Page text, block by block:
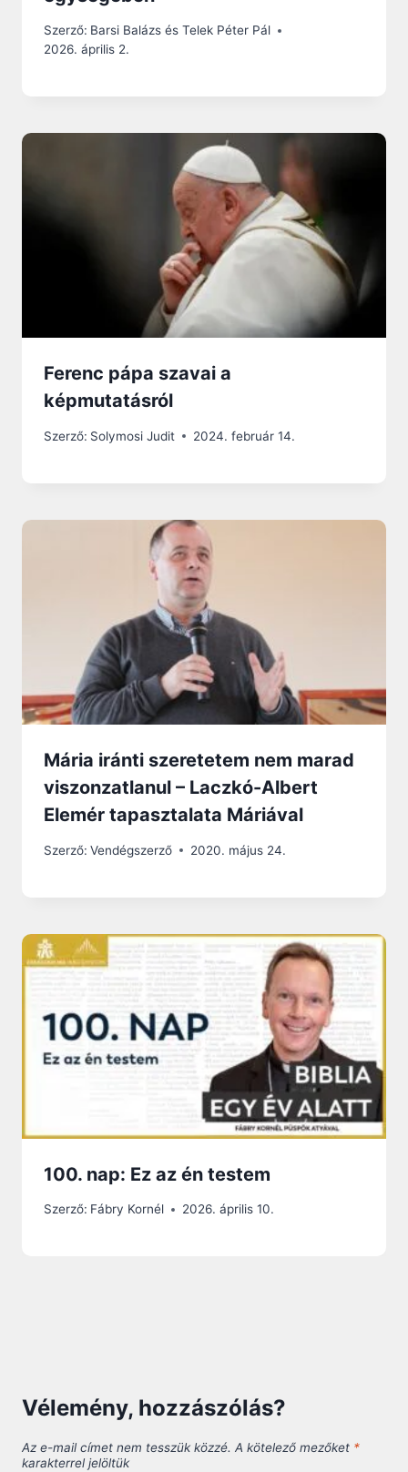
Szerző: Barsi Balázs és Telek Péter Pál
2026. április 2.
Ferenc pápa szavai a
képmutatásról
Szerző: Solymosi Judit 2024. február 14.
Mária iránti szeretetem nem marad
viszonzatlanul – Laczkó-Albert
Elemér tapasztalata Máriával
Szerző: Vendégszerző 2020. május 24.
100. nap: Ez az én testem
Szerző: Fábry Kornél 2026. április 10.
Vélemény, hozzászólás?
Az e-mail címet nem tesszük közzé. A kötelező mezőket *
karakterrel jelöltük